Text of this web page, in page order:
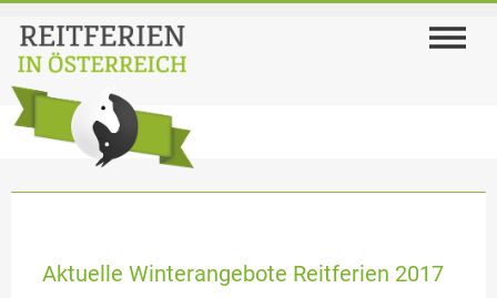
Aktuelle Winterangebote Reitferien 2017